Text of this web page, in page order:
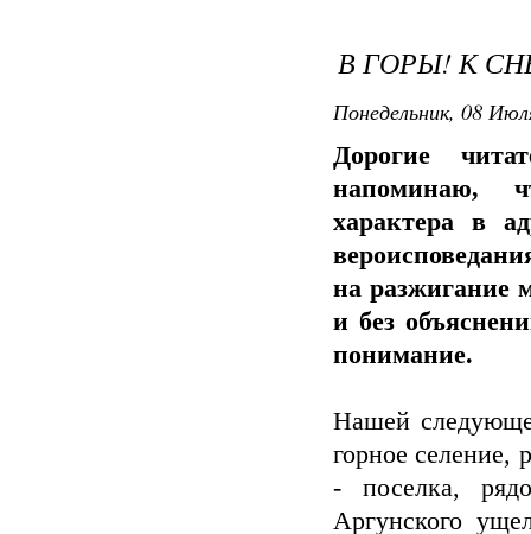
В ГОРЫ! К
Понедельник, 08
Дорогие
напоминаю,
характера в
на разжигание
и без
понимание.
Нашей
горное селение,
- поселка,
Аргунского